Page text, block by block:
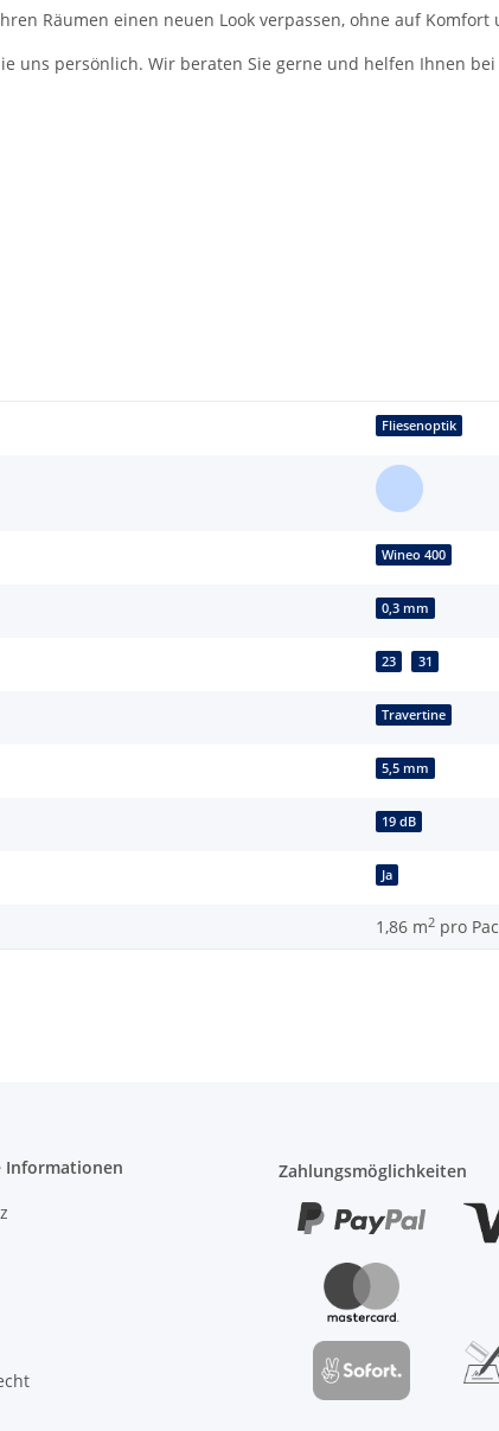
Räumen einen neuen Look verpassen, ohne auf
uns persönlich. Wir beraten Sie gerne und helfen Ihnen
Fliesenoptik
Wineo 400
0,3 mm
23 31
Travertine
5,5 mm
19 dB
Ja
1,86 m2 pro
Informationen Zahlungsmöglichkeiten